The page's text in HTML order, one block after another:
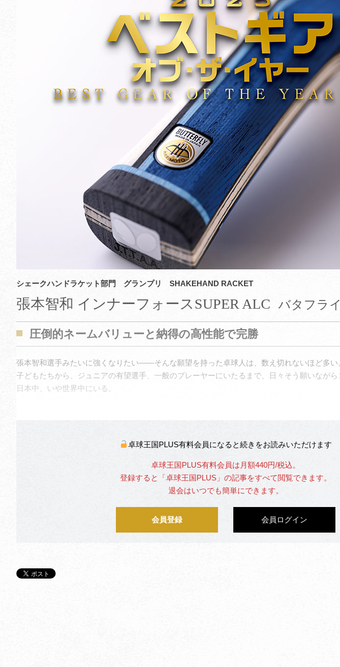
シェークハンドラケット部門 グランプリ SHAKEHAND RACKET
張本智和 インナーフォースSUPER ALC バタフライ
圧倒的ネームバリューと納得の高性能で完勝
張本智和選手みたいに強くなりたい――そんな願望を持った卓球人は、数え切れないほど多い
子どもたちから、ジュニアの有望選手、一般のプレーヤーにいたるまで、日々そう願いなが
日本中、いや世界中にいる。
卓球王国PLUS有料会員になると続きをお読みいただけます
卓球王国PLUS有料会員は月額440円/税込。
登録すると「卓球王国PLUS」の記事をすべて閲覧できます。
退会はいつでも簡単にできます。
会員登録 会員ログイン